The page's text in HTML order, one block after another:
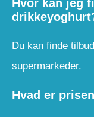
Hvor kan jeg
Du kan finde
supermarkeder.
Hvad er